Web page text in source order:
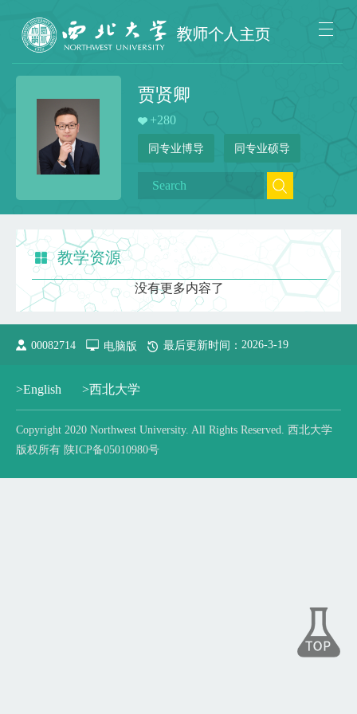
贾贤卿
+280
同专业博导 同专业硕导
教学资源
没有更多内容了
00082714 电脑版 最后更新时间： 2026-3-19
>English >西北大学
Copyright 2020 Northwest University. All Rights Reserved. 西北大学
版权所有 陕ICP备05010980号